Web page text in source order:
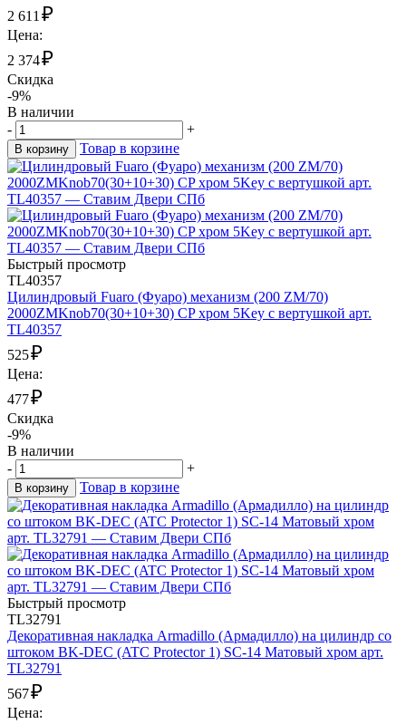
2 611₽
Цена:
2 374₽
Скидка
-9%
В наличии
-
+
В корзину Товар в корзине
Быстрый просмотр
TL40357
Цилиндровый Fuaro (Фуаро) механизм (200 ZM/70)
2000ZMKnob70(30+10+30) CP хром 5Key с вертушкой арт.
TL40357
525₽
Цена:
477₽
Скидка
-9%
В наличии
-
+
В корзину Товар в корзине
Быстрый просмотр
TL32791
Декоративная накладка Armadillo (Армадилло) на цилиндр со
штоком BK-DEC (ATC Protector 1) SC-14 Матовый хром арт.
TL32791
567₽
Цена: